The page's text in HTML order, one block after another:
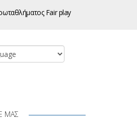
Fair play
ΜΑΣ